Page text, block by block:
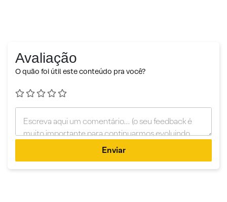
Avaliação
O quão foi útil este conteúdo pra você?
Enviar